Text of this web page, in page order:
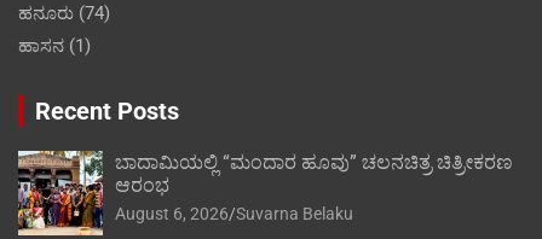
ಹನೂರು (74)
ಹಾಸನ (1)
Recent Posts
ಬಾದಾಮಿಯಲ್ಲಿ “ಮಂದಾರ ಹೂವು” ಚಲನಚಿತ್ರ ಚಿತ್ರೀಕರಣ
ಆರಂಭ
August 6, 2026 Suvarna Belaku